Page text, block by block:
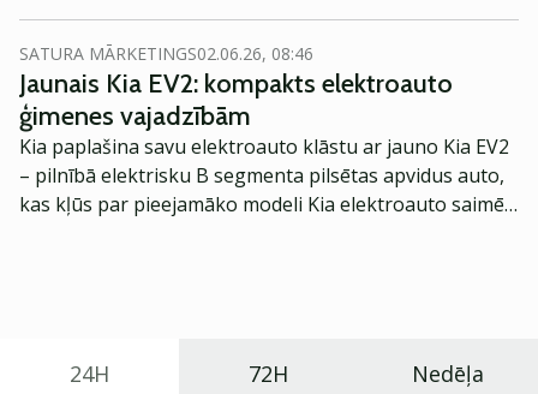
Latvijā MADARA Cosmetics tuvojas projekta „Jaunu
produktu ieviešana ražošanā ar samazinātu ietekmi uz
vidi zaļo inovāciju jomā MADARA Cosmetics”
noslēgumam.
SATURA MĀRKETINGS02.06.26, 08:46
Jaunais Kia EV2: kompakts elektroauto
ģimenes vajadzībām
Kia paplašina savu elektroauto klāstu ar jauno Kia EV2
– pilnībā elektrisku B segmenta pilsētas apvidus auto,
kas kļūs par pieejamāko modeli Kia elektroauto saimē
24H 72H Nedēļa